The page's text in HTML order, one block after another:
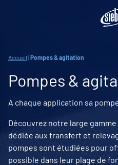
Accueil |Pompes & agitation
Pompes &
A chaque application sa
Découvrez notre large
dédiée aux transfert et
pompes sont étudiées pour
possible dans leur plage de